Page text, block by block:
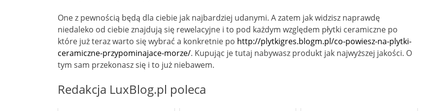
One z pewnością będą dla ciebie jak najbardziej udanymi. A zatem jak widzisz naprawdę
niedaleko od ciebie znajdują się rewelacyjne i to pod każdym względem płytki ceramiczne po
które już teraz warto się wybrać a konkretnie po http://plytkigres.blogm.pl/co-powiesz-na-plytki-
ceramiczne-przypominajace-morze/. Kupując je tutaj nabywasz produkt jak najwyższej jakości. O
tym sam przekonasz się i to już niebawem.
Redakcja LuxBlog.pl poleca